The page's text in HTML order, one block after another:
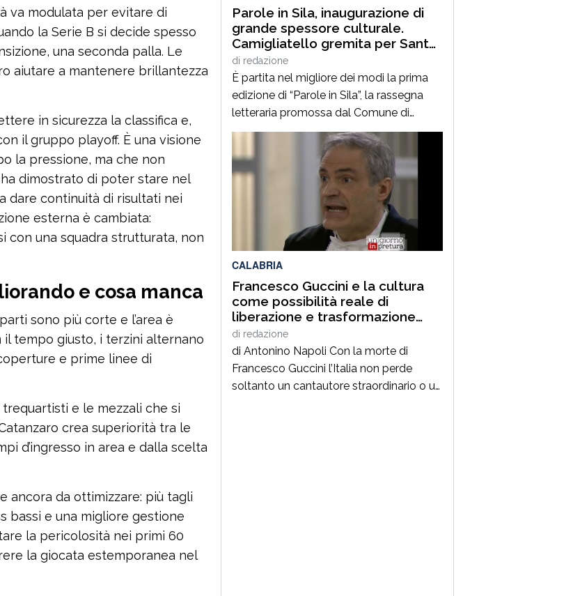
va modulata per evitare di
la Serie B si decide spesso
una seconda palla. Le
aiutare a mantenere brillantezza
in sicurezza la classifica e,
il gruppo playoff. È una visione
la pressione, ma che non
dimostrato di poter stare nel
dare continuità di risultati nei
esterna è cambiata:
con una squadra strutturata, non
e cosa manca
sono più corte e l’area è
tempo giusto, i terzini alternano
e prime linee di
e le mezzali che si
crea superiorità tra le
d’ingresso in area e dalla scelta
ancora da ottimizzare: più tagli
bassi e una migliore gestione
la pericolosità nei primi 60
la giocata estemporanea nel
Parole in Sila, inaugurazione di
grande spessore culturale.
Camigliatello gremita per Santo
Gioffrè e il Procuratore Aggiunto
Stefano Musolino
di redazione
È partita nel migliore dei modi la prima
edizione di “Parole in Sila”, la rassegna
letteraria promossa dal Comune di
Spezzano della Sila e diretta dal
giornalista Pasquale Motta, che fino al 19
agosto porterà a Camigliatello Silano
alcuni tra i più autorevoli protagonisti del
panorama culturale e istituzionale
italiano. Nella splendida cornice di Piazza
CALABRIA
Francesco Guccini e la cultura
come possibilità reale di
liberazione e trasformazione
sociale
di redazione
di Antonino Napoli Con la morte di
Francesco Guccini l’Italia non perde
soltanto un cantautore straordinario o un